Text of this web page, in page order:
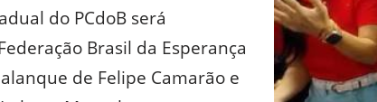
do PCdoB será
Brasil da Esperança
de Felipe Camarão e